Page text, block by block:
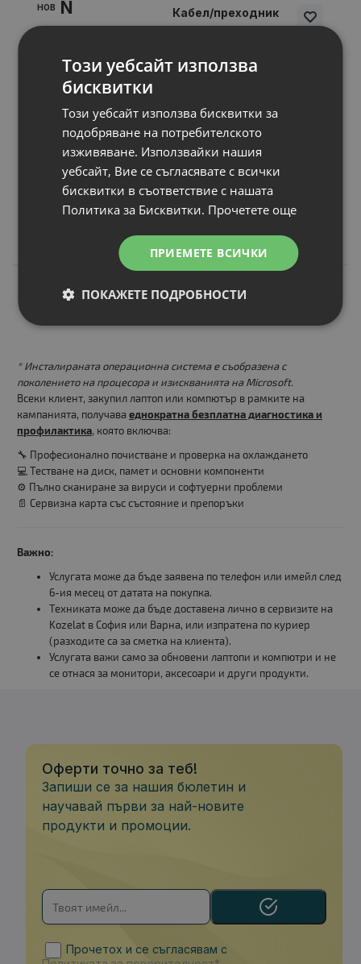
НОВ N
Кабел/преходник
Различни марки
IEC-320-C13,
Други: Power Extension Cable
Статус: Употребяван
Гаранция: 1 month
Цена:
6.00 €
* Инсталираната операционна система е съобразена с
поколението на процесора и изискванията на Microsoft.
Всеки клиент, закупил лаптоп или компютър в рамките на
кампанията, получава еднократна безплатна диагностика и
профилактика, която включва:
🔧 Професионално почистване и проверка на охлаждането
💻 Тестване на диск, памет и основни компоненти
⚙️ Пълно сканиране за вируси и софтуерни проблеми
📄 Сервизна карта със състояние и препоръки
Важно:
Услугата може да бъде заявена по телефон или имейл след
6-ия месец от датата на покупка.
Техниката може да бъде доставена лично в сервизите на
Kozelat в София или Варна, или изпратена по куриер
(разходите са за сметка на клиента).
Услугата важи само за обновени лаптопи и компютри и не
се отнася за монитори, аксесоари и други продукти.
Оферти точно за теб!
Запиши се за нашия бюлетин и
научавай първи за най-новите
продукти и промоции.
Прочетох и се съгласявам с
Този уебсайт използва
бисквитки
Този уебсайт използва бисквитки за
подобряване на потребителското
изживяване. Използвайки нашия
уебсайт, Вие се съгласявате с всички
бисквитки в съответствие с нашата
Политика за Бисквитки. Прочетете още
ПРИЕМЕТЕ ВСИЧКИ
ПОКАЖЕТЕ ПОДРОБНОСТИ